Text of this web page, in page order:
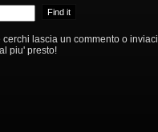
lascia un commento o inviaci
piu' presto!